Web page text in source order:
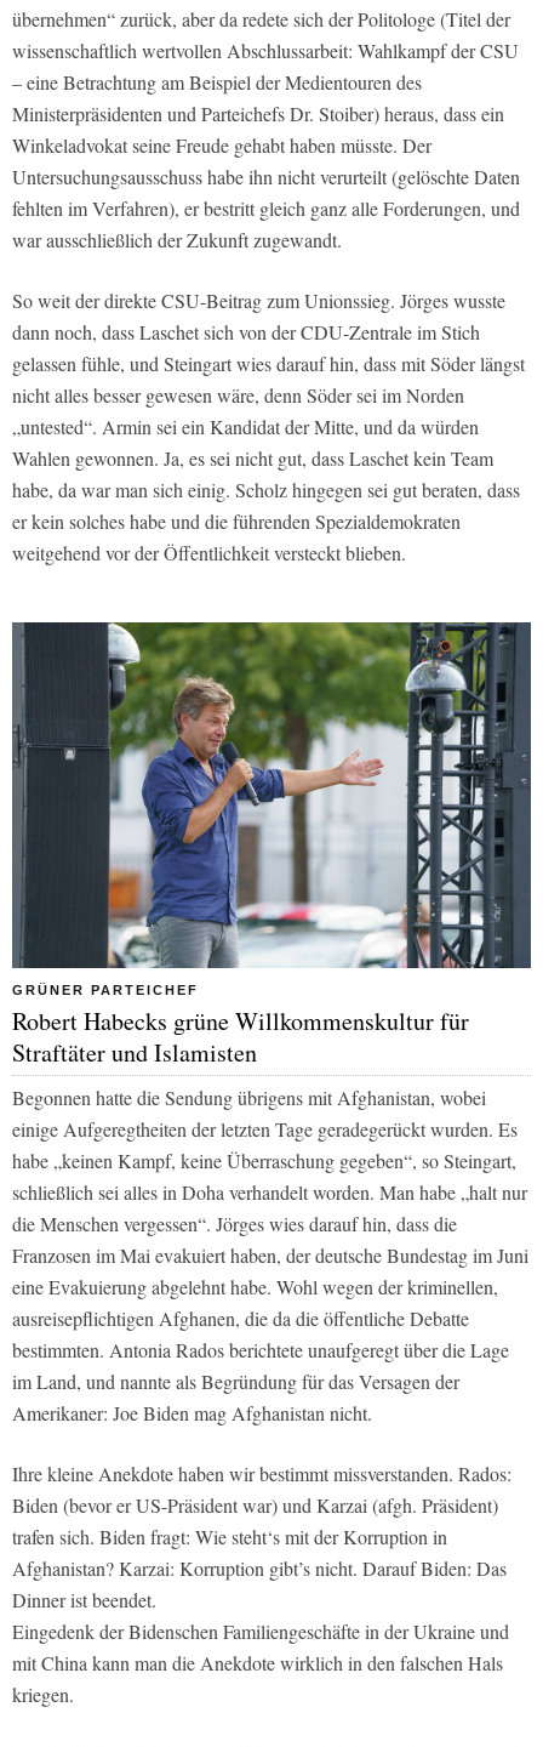
übernehmen“ zurück, aber da redete sich der Politologe (Titel der
wissenschaftlich wertvollen Abschlussarbeit: Wahlkampf der CSU
– eine Betrachtung am Beispiel der Medientouren des
Ministerpräsidenten und Parteichefs Dr. Stoiber) heraus, dass ein
Winkeladvokat seine Freude gehabt haben müsste. Der
Untersuchungsausschuss habe ihn nicht verurteilt (gelöschte Daten
fehlten im Verfahren), er bestritt gleich ganz alle Forderungen, und
war ausschließlich der Zukunft zugewandt.
So weit der direkte CSU-Beitrag zum Unionssieg. Jörges wusste
dann noch, dass Laschet sich von der CDU-Zentrale im Stich
gelassen fühle, und Steingart wies darauf hin, dass mit Söder längst
nicht alles besser gewesen wäre, denn Söder sei im Norden
„untested“. Armin sei ein Kandidat der Mitte, und da würden
Wahlen gewonnen. Ja, es sei nicht gut, dass Laschet kein Team
habe, da war man sich einig. Scholz hingegen sei gut beraten, dass
er kein solches habe und die führenden Spezialdemokraten
weitgehend vor der Öffentlichkeit versteckt blieben.
GRÜNER PARTEICHEF
Robert Habecks grüne Willkommenskultur für
Straftäter und Islamisten
Begonnen hatte die Sendung übrigens mit Afghanistan, wobei
einige Aufgeregtheiten der letzten Tage geradegerückt wurden. Es
habe „keinen Kampf, keine Überraschung gegeben“, so Steingart,
schließlich sei alles in Doha verhandelt worden. Man habe „halt nur
die Menschen vergessen“. Jörges wies darauf hin, dass die
Franzosen im Mai evakuiert haben, der deutsche Bundestag im Juni
eine Evakuierung abgelehnt habe. Wohl wegen der kriminellen,
ausreisepflichtigen Afghanen, die da die öffentliche Debatte
bestimmten. Antonia Rados berichtete unaufgeregt über die Lage
im Land, und nannte als Begründung für das Versagen der
Amerikaner: Joe Biden mag Afghanistan nicht.
Ihre kleine Anekdote haben wir bestimmt missverstanden. Rados:
Biden (bevor er US-Präsident war) und Karzai (afgh. Präsident)
trafen sich. Biden fragt: Wie steht‘s mit der Korruption in
Afghanistan? Karzai: Korruption gibt’s nicht. Darauf Biden: Das
Dinner ist beendet.
Eingedenk der Bidenschen Familiengeschäfte in der Ukraine und
mit China kann man die Anekdote wirklich in den falschen Hals
kriegen.